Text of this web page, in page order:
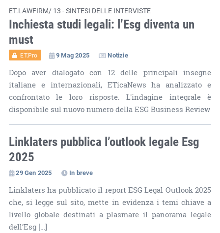
ET.LAWFIRM/ 13 - SINTESI DELLE INTERVISTE
Inchiesta studi legali: l’Esg diventa un
must
ET.Pro 9 Mag 2025 Notizie
Dopo aver dialogato con 12 delle principali insegne
italiane e internazionali, ETicaNews ha analizzato e
confrontato le loro risposte. L'indagine integrale è
disponibile sul nuovo numero della ESG Business Review
Linklaters pubblica l’outlook legale Esg
2025
29 Gen 2025 In breve
Linklaters ha pubblicato il report ESG Legal Outlook 2025
che, si legge sul sito, mette in evidenza i temi chiave a
livello globale destinati a plasmare il panorama legale
dell’Esg […]